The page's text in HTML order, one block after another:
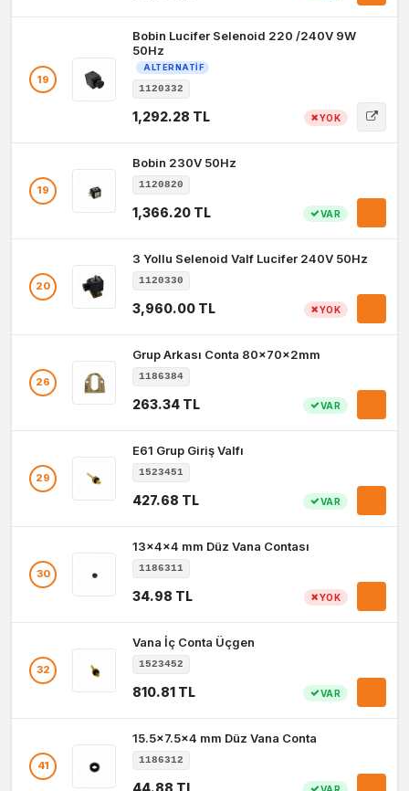
19
Bobin Lucifer Selenoid 220 /240V 9W
50Hz
ALTERNATIF
1120332
1,292.28 TL YOK
19
Bobin 230V 50Hz
1120820
1,366.20 TL VAR
20
3 Yollu Selenoid Valf Lucifer 240V 50Hz
1120330
3,960.00 TL YOK
26
Grup Arkası Conta 80x70x2mm
1186384
263.34 TL VAR
29
E61 Grup Giriş Valfı
1523451
427.68 TL VAR
30
13x4x4 mm Düz Vana Contası
1186311
34.98 TL YOK
32
Vana İç Conta Üçgen
1523452
810.81 TL VAR
41
15.5x7.5x4 mm Düz Vana Conta
1186312